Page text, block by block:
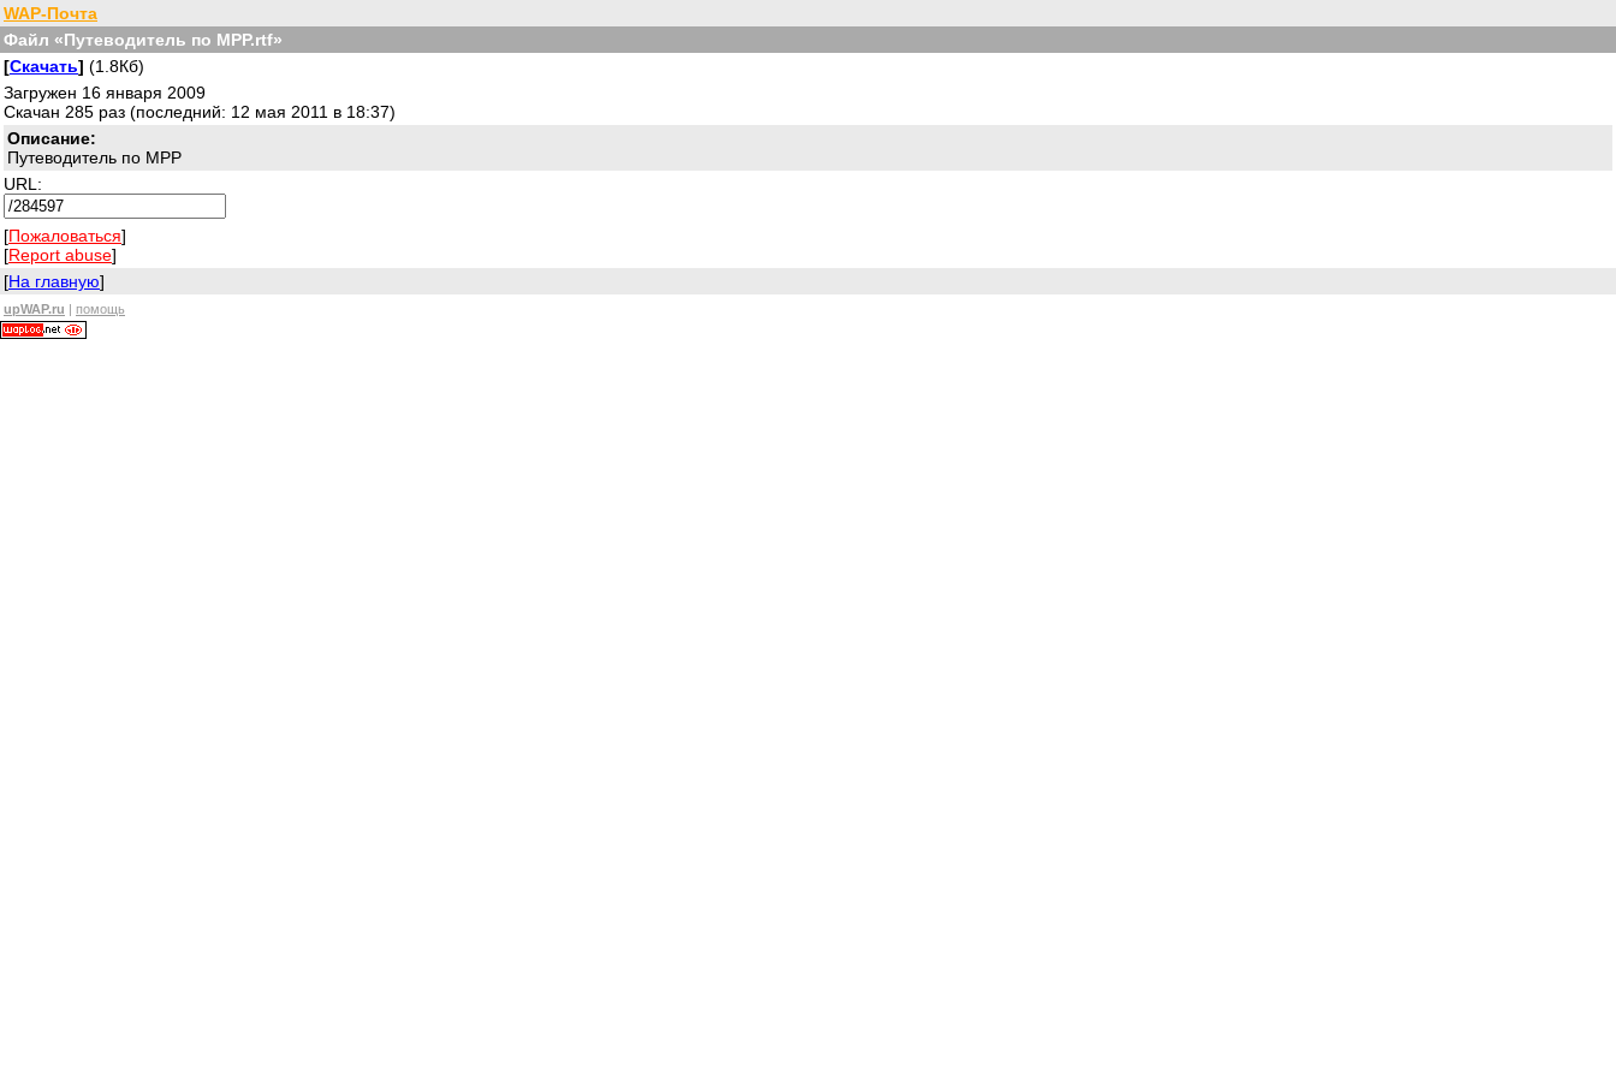
WAP-Почта
Файл «Путеводитель по МРР.rtf»
[Скачать] (1.8Кб)
Загружен 16 января 2009
Скачан 285 раз (последний: 12 мая 2011 в 18:37)
Описание:
Путеводитель по МРР
URL:
[Пожаловаться]
[Report abuse]
[На главную]
upWAP.ru | помощь